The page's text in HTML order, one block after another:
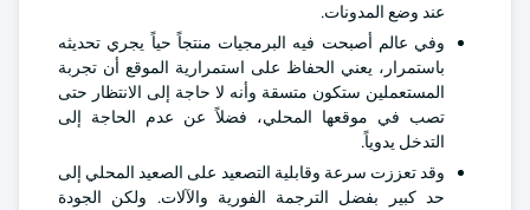
عند وضع المدونات.
وفي عالم أصبحت فيه البرمجيات منتجاً حياً يجري تحديثه
باستمرار، يعني الحفاظ على استمرارية الموقع أن تجربة
المستعملين ستكون متسقة وأنه لا حاجة إلى الانتظار حتى
تصب في موقعها المحلي، فضلاً عن عدم الحاجة إلى
التدخل يدوياً.
وقد تعززت سرعة وقابلية التصعيد على الصعيد المحلي إلى
حد كبير بفضل الترجمة الفورية والآلات. ولكن الجودة